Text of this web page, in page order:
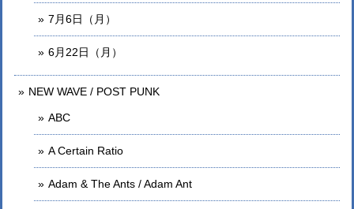
7月6日（月）
6月22日（月）
NEW WAVE / POST PUNK
ABC
A Certain Ratio
Adam & The Ants / Adam Ant